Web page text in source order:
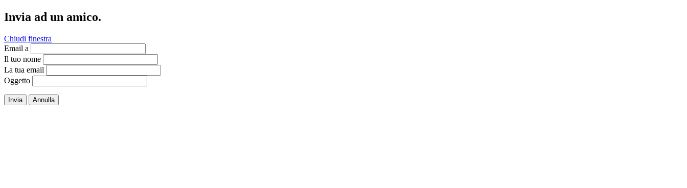
Invia ad un amico.
Chiudi finestra
Email a
Il tuo nome
La tua email
Oggetto
Invia Annulla